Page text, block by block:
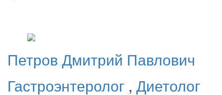
Петров Дмитрий Павлович
Гастроэнтеролог , Диетолог